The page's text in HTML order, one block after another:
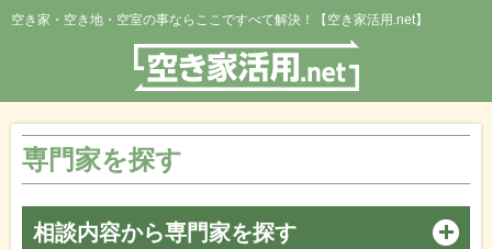
空き家・空き地・空室の事ならここですべて解決！【空き家活用.net】
専門家を探す
相談内容から専門家を探す